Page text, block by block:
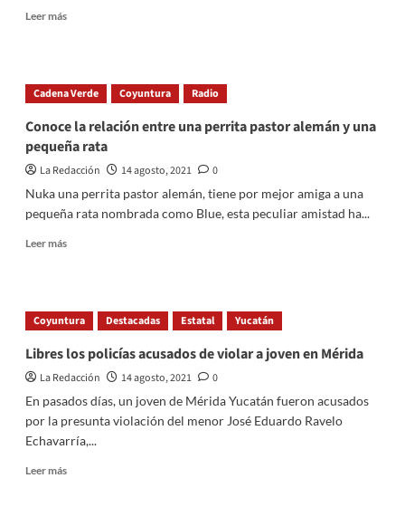
puentes
vacaciones
Leer másRead
retiro
de
diputados
federales,
Morena
dice
“robada”
Cadena Verde Coyuntura Radio
Conoce la relación entre una perrita pastor alemán y una
pequeña rata
La Redacción 14 agosto, 2021
0
Nuka una perrita pastor alemán, tiene por mejor amiga a una
pequeña rata nombrada como Blue, esta peculiar amistad ha...
Leer másRead
la
relación
una
perrita
pastor
y
una
Coyuntura Destacadas Estatal Yucatán
Libres los policías acusados de violar a joven en Mérida
La Redacción 14 agosto, 2021
0
En pasados días, un joven de Mérida Yucatán fueron acusados
por la presunta violación del menor José Eduardo Ravelo
Echavarría,...
Leer másRead